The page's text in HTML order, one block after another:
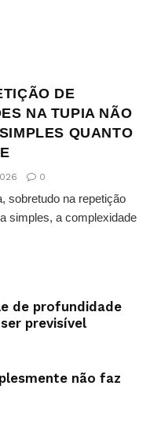
DE
NA TUPIA NÃO
QUANTO
0
sobretudo na repetição
simples, a complexidade
de profundidade
previsível
não faz